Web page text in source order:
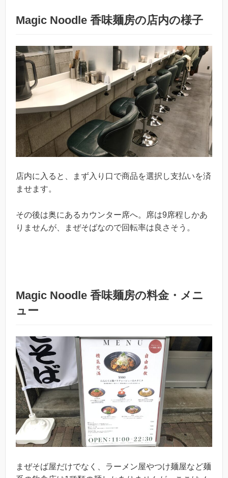
Magic Noodle 香味麺房の店内の様子
店内に入ると、まず入り口で商品を選択し支払いを済
ませます。
その後は奥にあるカウンター席へ。席は9席程しかあ
りませんが、まぜそばなので回転率は良さそう。
Magic Noodle 香味麺房の料金・メニ
ュー
まぜそば屋だけでなく、ラーメン屋やつけ麺屋など麺